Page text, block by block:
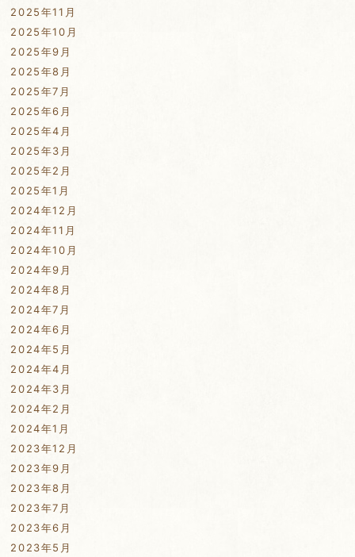
2025年11月
2025年10月
2025年9月
2025年8月
2025年7月
2025年6月
2025年4月
2025年3月
2025年2月
2025年1月
2024年12月
2024年11月
2024年10月
2024年9月
2024年8月
2024年7月
2024年6月
2024年5月
2024年4月
2024年3月
2024年2月
2024年1月
2023年12月
2023年9月
2023年8月
2023年7月
2023年6月
2023年5月